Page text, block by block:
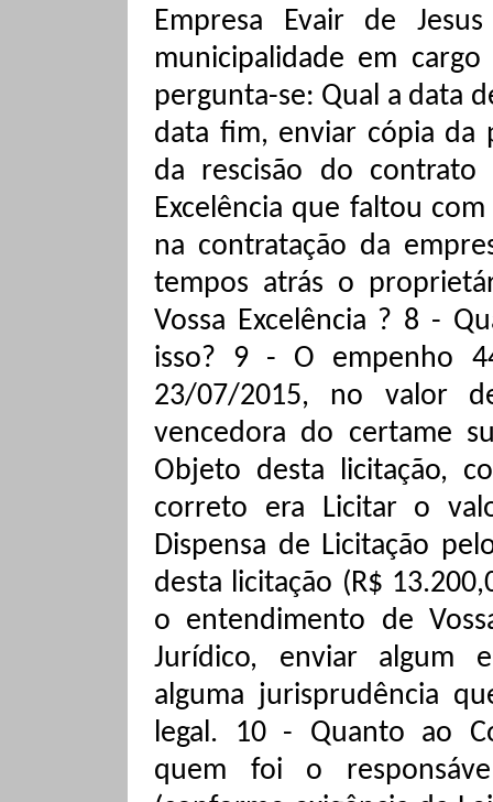
Empresa Evair de
municipalidade em
pergunta-se: Qual a data
data fim, enviar cópia da
da rescisão do
Excelência que faltou com
na contratação da
tempos atrás o
Vossa Excelência ? 8 -
isso? 9 - O empenho
23/07/2015, no valor
vencedora do certame
Objeto desta licitação,
correto era Licitar o
Dispensa de Licitação
desta licitação (R$
o entendimento de
Jurídico, enviar algum
alguma jurisprudência
legal. 10 - Quanto ao
quem foi o